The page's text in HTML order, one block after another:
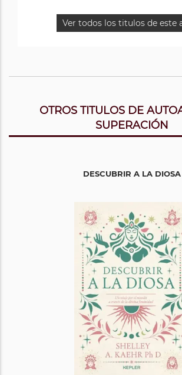
Ver todos los titulos de este
OTROS TITULOS DE
SUPERACIÓN
DESCUBRIR A LA DIOSA